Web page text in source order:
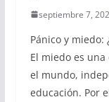
septiembre 7,
Pánico y miedo:
El miedo es
el mundo,
educación. Por